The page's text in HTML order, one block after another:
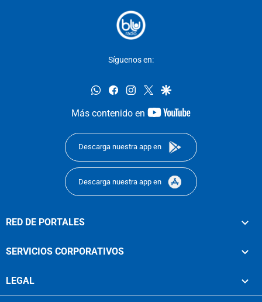
Síguenos en:
whatsappfacebookinstagram
twittergoogle
Más contenido en
youtube-
Descarga nuestra app en
Descarga nuestra app en
RED DE PORTALES
SERVICIOS CORPORATIVOS
LEGAL